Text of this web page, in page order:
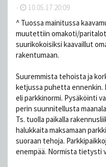
- 10.05.17 20:09
^ Tuossa mainitussa
muutettiin omakoti/
suurikokoisiksi kaavaillut
rakentumaan.
Suuremmista tehoista ja
ketjussa puhetta ennenkin.
eli parkkinormi. Pysäköinti
perin suunnitellusta
Ts. tuolla paikalla
halukkaita maksamaan
suoraan tehoja.
enempää. Normista tietysti